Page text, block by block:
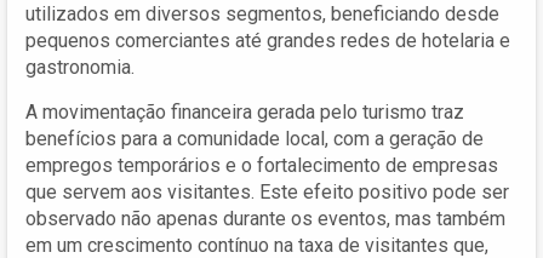
utilizados em diversos segmentos, beneficiando desde
pequenos comerciantes até grandes redes de hotelaria e
gastronomia.
A movimentação financeira gerada pelo turismo traz
benefícios para a comunidade local, com a geração de
empregos temporários e o fortalecimento de empresas
que servem aos visitantes. Este efeito positivo pode ser
observado não apenas durante os eventos, mas também
em um crescimento contínuo na taxa de visitantes que,